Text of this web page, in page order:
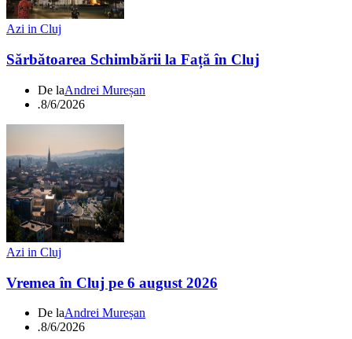
Azi in Cluj
Sărbătoarea Schimbării la Față în Cluj
De laAndrei Mureșan
.8/6/2026
Azi in Cluj
Vremea în Cluj pe 6 august 2026
De laAndrei Mureșan
.8/6/2026